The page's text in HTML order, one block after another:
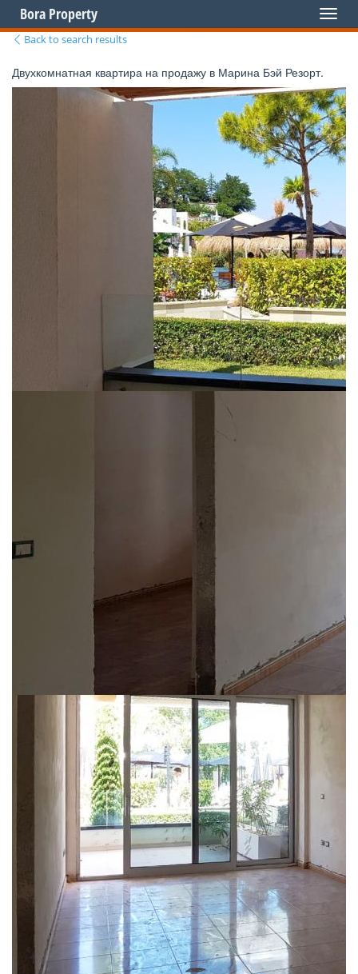
Toggle
Bora Property
Back to search results
Двухкомнатная квартира на продажу в Марина Бэй Резорт.